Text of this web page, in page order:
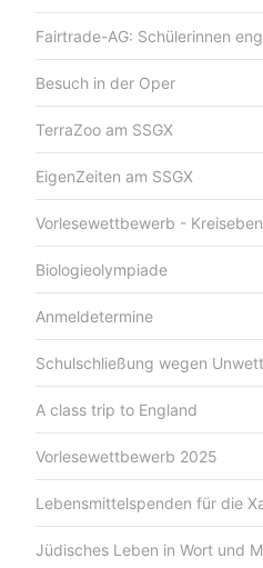
Fairtrade-AG: Schülerinnen
Besuch in der Oper
TerraZoo am SSGX
EigenZeiten am SSGX
Vorlesewettbewerb -
Biologieolympiade
Anmeldetermine
Schulschließung wegen
A class trip to England
Vorlesewettbewerb 2025
Lebensmittelspenden für die
Jüdisches Leben in Wort und